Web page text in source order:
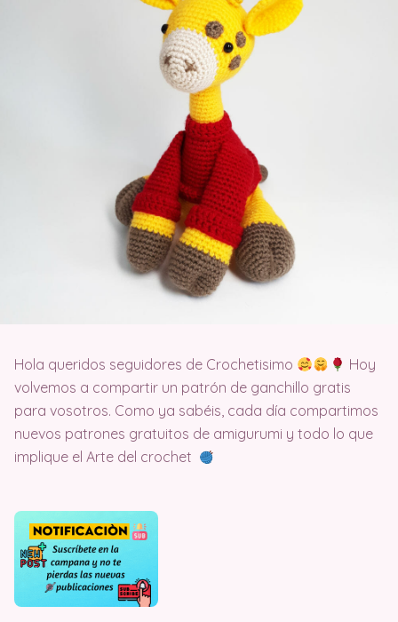
Hola queridos seguidores de Crochetisimo
Hoy
volvemos a compartir un patrón de ganchillo gratis
para vosotros. Como ya sabéis, cada día compartimos
nuevos patrones gratuitos de amigurumi y todo lo que
implique el Arte del crochet